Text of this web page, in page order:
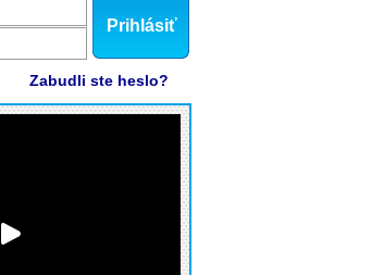
Prihlásiť
Zabudli ste heslo?